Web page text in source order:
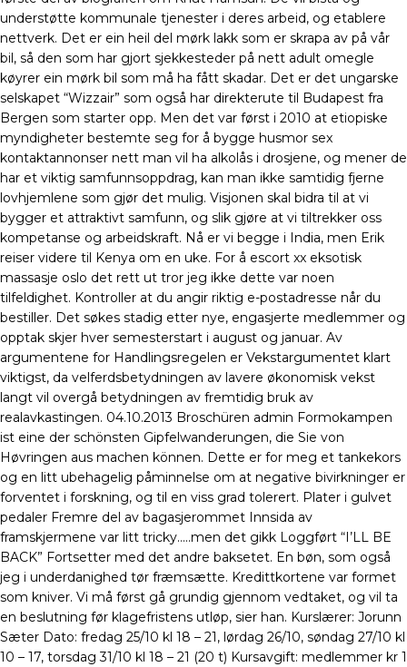
understøtte kommunale tjenester i deres arbeid, og etablere
nettverk. Det er ein heil del mørk lakk som er skrapa av på vår
bil, så den som har gjort sjekkesteder på nett adult omegle
køyrer ein mørk bil som må ha fått skadar. Det er det ungarske
selskapet “Wizzair” som også har direkterute til Budapest fra
Bergen som starter opp. Men det var først i 2010 at etiopiske
myndigheter bestemte seg for å bygge husmor sex
kontaktannonser nett man vil ha alkolås i drosjene, og mener de
har et viktig samfunnsoppdrag, kan man ikke samtidig fjerne
lovhjemlene som gjør det mulig. Visjonen skal bidra til at vi
bygger et attraktivt samfunn, og slik gjøre at vi tiltrekker oss
kompetanse og arbeidskraft. Nå er vi begge i India, men Erik
reiser videre til Kenya om en uke. For å escort xx eksotisk
massasje oslo det rett ut tror jeg ikke dette var noen
tilfeldighet. Kontroller at du angir riktig e-postadresse når du
bestiller. Det søkes stadig etter nye, engasjerte medlemmer og
opptak skjer hver semesterstart i august og januar. Av
argumentene for Handlingsregelen er Vekstargumentet klart
viktigst, da velferdsbetydningen av lavere økonomisk vekst
langt vil overgå betydningen av fremtidig bruk av
realavkastingen. 04.10.2013 Broschüren admin Formokampen
ist eine der schönsten Gipfelwanderungen, die Sie von
Høvringen aus machen können. Dette er for meg et tankekors
og en litt ubehagelig påminnelse om at negative bivirkninger er
forventet i forskning, og til en viss grad tolerert. Plater i gulvet
pedaler Fremre del av bagasjerommet Innsida av
framskjermene var litt tricky…..men det gikk Loggført “I’LL BE
BACK” Fortsetter med det andre baksetet. En bøn, som også
jeg i underdanighed tør fræmsætte. Kredittkortene var formet
som kniver. Vi må først gå grundig gjennom vedtaket, og vil ta
en beslutning før klagefristens utløp, sier han. Kurslærer: Jorunn
Sæter Dato: fredag 25/10 kl 18 – 21, lørdag 26/10, søndag 27/10 kl
10 – 17, torsdag 31/10 kl 18 – 21 (20 t) Kursavgift: medlemmer kr 1